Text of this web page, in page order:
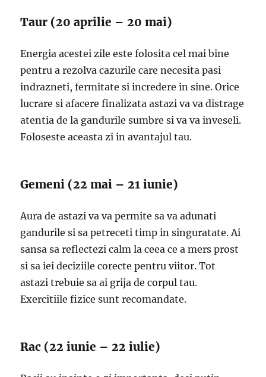
Taur (20 aprilie – 20 mai)
Energia acestei zile este folosita cel mai bine
pentru a rezolva cazurile care necesita pasi
indrazneti, fermitate si incredere in sine. Orice
lucrare si afacere finalizata astazi va va distrage
atentia de la gandurile sumbre si va va inveseli.
Foloseste aceasta zi in avantajul tau.
Gemeni (22 mai – 21 iunie)
Aura de astazi va va permite sa va adunati
gandurile si sa petreceti timp in singuratate. Ai
sansa sa reflectezi calm la ceea ce a mers prost
si sa iei deciziile corecte pentru viitor. Tot
astazi trebuie sa ai grija de corpul tau.
Exercitiile fizice sunt recomandate.
Rac (22 iunie – 22 iulie)